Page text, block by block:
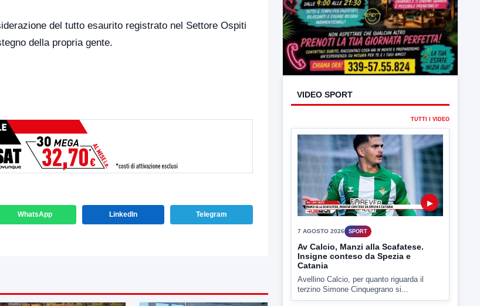
del tutto esaurito registrato nel Settore Ospiti
della propria gente.
WhatsApp LinkedIn Telegram
VIDEO SPORT
TUTTI I VIDEO
▶
7 AGOSTO 2026 SPORT
Av Calcio, Manzi alla Scafatese.
Insigne conteso da Spezia e
Avellino Calcio, per quanto riguarda il
terzino Simone Cinquegrano si...